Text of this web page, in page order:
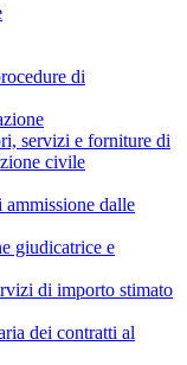
di
servizi e forniture di
civile
dalle
giudicatrice e
di importo stimato
dei contratti al